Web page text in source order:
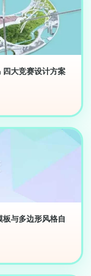
四大竞赛设计方案
与多边形风格自